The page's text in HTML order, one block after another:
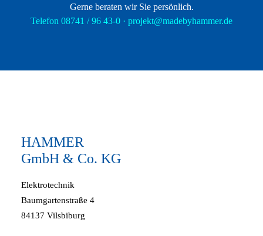
Gerne beraten wir Sie persönlich.
Telefon 08741 / 96 43-0 · projekt@madebyhammer.de
HAMMER
GmbH & Co. KG
Elektrotechnik
Baumgartenstraße 4
84137 Vilsbiburg